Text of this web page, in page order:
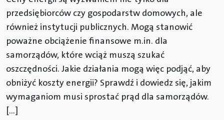
przedsiębiorców czy gospodarstw domowych, ale
również instytucji publicznych. Mogą stanowić
poważne obciążenie finansowe m.in. dla
samorządów, które wciąż muszą szukać
oszczędności. Jakie działania mogą więc podjąć, aby
obniżyć koszty energii? Sprawdź i dowiedz się, jakim
wymaganiom musi sprostać prąd dla samorządów.
[…]